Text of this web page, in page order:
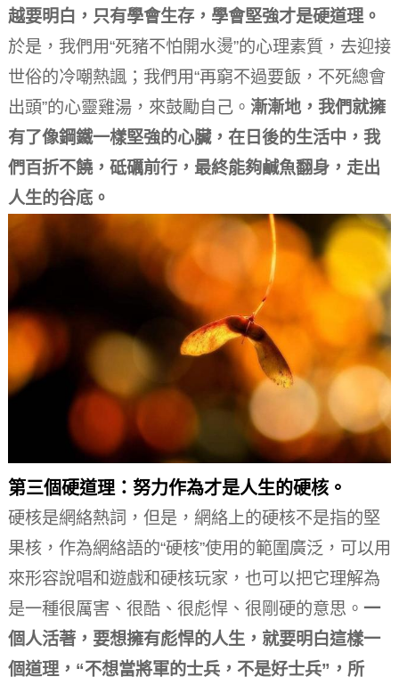
越要明白，只有學會生存，學會堅強才是硬道理。
於是，我們用“死豬不怕開水燙”的心理素質，去迎接
世俗的冷嘲熱諷；我們用“再窮不過要飯，不死總會
出頭”的心靈雞湯，來鼓勵自己。 漸漸地，我們就擁
有了像鋼鐵一樣堅強的心臟，在日後的生活中，我
們百折不饒，砥礪前行，最終能夠鹹魚翻身，走出
人生的谷底。
第三個硬道理：努力作為才是人生的硬核。
硬核是網絡熱詞，但是，網絡上的硬核不是指的堅
果核，作為網絡語的“硬核”使用的範圍廣泛，可以用
來形容說唱和遊戲和硬核玩家，也可以把它理解為
是一種很厲害、很酷、很彪悍、很剛硬的意思。 一
個人活著，要想擁有彪悍的人生，就要明白這樣一
個道理，“不想當將軍的士兵，不是好士兵”，所